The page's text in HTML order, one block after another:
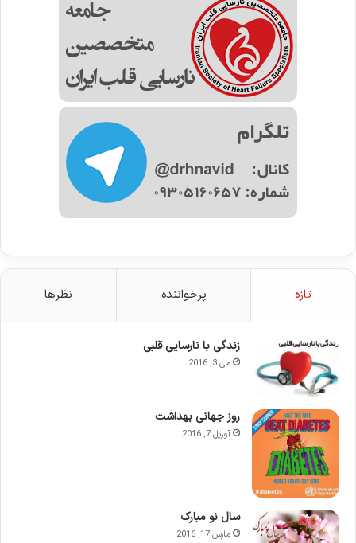
تازه پرخواننده نظرها
زندگی با نارسایی قلبی
می 3, 2016
روز جهانی بهداشت
آوریل 7, 2016
سال نو مبارک
مارس 17, 2016